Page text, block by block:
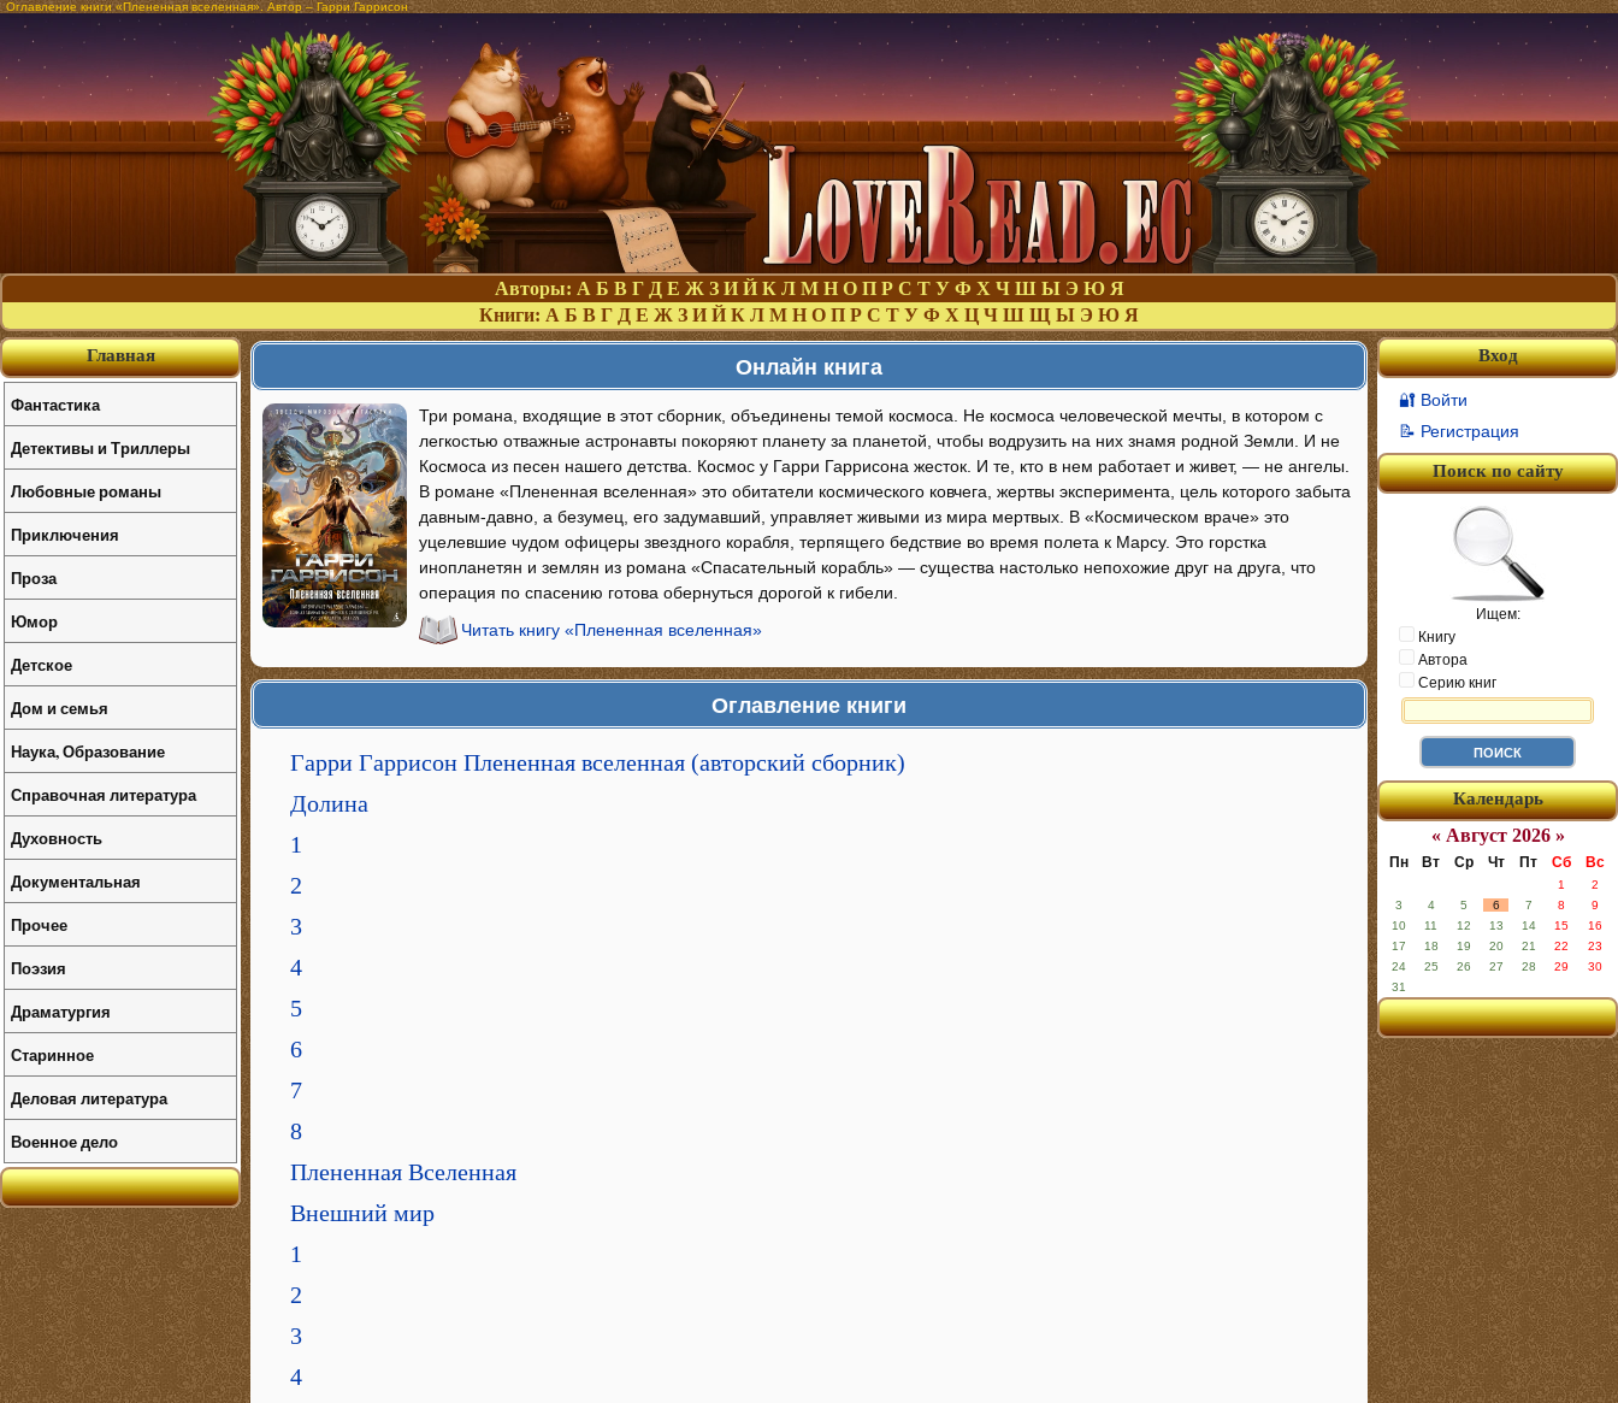
Оглавление книги «Плененная вселенная». Автор – Гарри Гаррисон
Авторы: А Б В Г Д Е Ж З И Й К Л М Н О П Р С Т У Ф Х Ч Ш Ы Э Ю Я
Книги: А Б В Г Д Е Ж З И Й К Л М Н О П Р С Т У Ф Х Ц Ч Ш Щ Ы Э Ю Я
Онлайн книга
Три романа, входящие в этот сборник, объединены темой космоса. Не космоса человеческой мечты, в котором с
легкостью отважные астронавты покоряют планету за планетой, чтобы водрузить на них знамя родной Земли. И не
Космоса из песен нашего детства. Космос у Гарри Гаррисона жесток. И те, кто в нем работает и живет, — не ангелы.
В романе «Плененная вселенная» это обитатели космического ковчега, жертвы эксперимента, цель которого забыта
давным-давно, а безумец, его задумавший, управляет живыми из мира мертвых. В «Космическом враче» это
уцелевшие чудом офицеры звездного корабля, терпящего бедствие во время полета к Марсу. Это горстка
инопланетян и землян из романа «Спасательный корабль» — существа настолько непохожие друг на друга, что
операция по спасению готова обернуться дорогой к гибели.
Читать книгу «Плененная вселенная»
Оглавление книги
Гарри Гаррисон Плененная вселенная (авторский сборник)
Долина
1
2
3
4
5
6
7
8
Плененная Вселенная
Внешний мир
1
2
3
4
Вход
🔐 Войти
📝 Регистрация
Поиск по сайту
Ищем:
Книгу
Автора
Серию книг
Календарь
« Август 2026 »
Пн Вт Ср Чт Пт Сб Вс
1
2
3
4 5 6 7 8
9
10
11 12 13 14 15
16
17
18 19 20 21 22
23
24
25 26 27 28 29
30
31
Главная
Фантастика
Детективы и Триллеры
Любовные романы
Приключения
Проза
Юмор
Детское
Дом и семья
Наука, Образование
Справочная литература
Духовность
Документальная
Прочее
Поэзия
Драматургия
Старинное
Деловая литература
Военное дело